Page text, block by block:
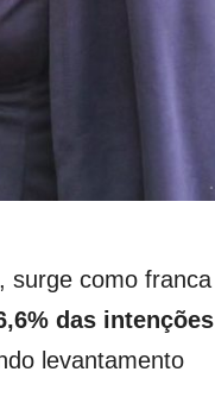
, surge como franca
das intenções
levantamento